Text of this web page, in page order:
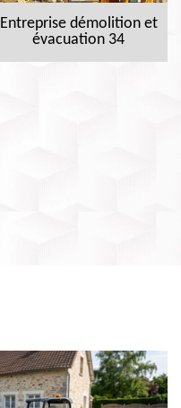
Entreprise démolition et
évacuation 34